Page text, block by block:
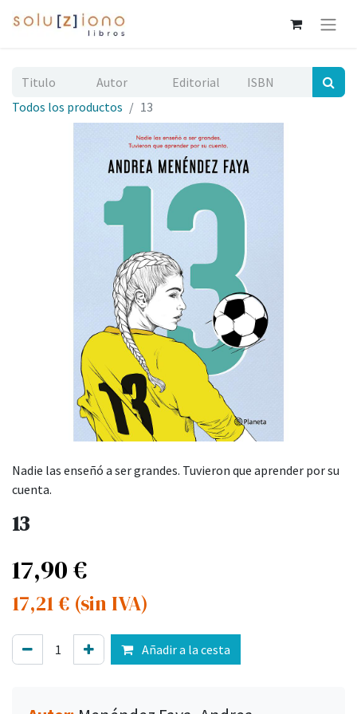
Todos los productos 13
Nadie las enseñó a ser grandes. Tuvieron que aprender por su
cuenta.
13
17,90€
17,21€ (sin IVA)
Añadir a la cesta